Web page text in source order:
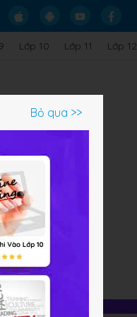
Lớp 10 Lớp 11 Lớp 12
Bỏ qua >>